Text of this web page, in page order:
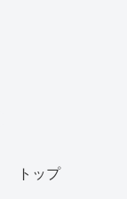
トップ